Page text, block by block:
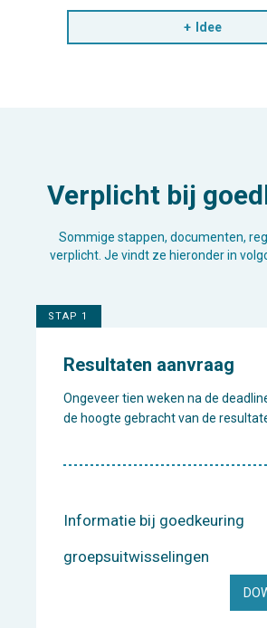
Idee
Verplicht bij
Sommige stappen, documenten,
verplicht. Je vindt ze hieronder in
STAP 1
Resultaten aanvraag
Ongeveer tien weken na de
de hoogte gebracht van de
Informatie bij goedkeuring
groepsuitwisselingen